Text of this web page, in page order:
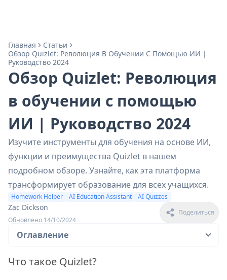
Главная
Статьи
Обзор Quizlet: Революция В Обучении С Помощью ИИ |
Руководство 2024
Обзор Quizlet: Революция
в обучении с помощью
ИИ | Руководство 2024
Изучите инструменты для обучения на основе ИИ,
функции и преимущества Quizlet в нашем
подробном обзоре. Узнайте, как эта платформа
трансформирует образование для всех учащихся.
Homework Helper AI Education Assistant AI Quizzes
Zac Dickson
Обновлено 14/10/2024
Поделиться
Оглавление
Что такое Quizlet?